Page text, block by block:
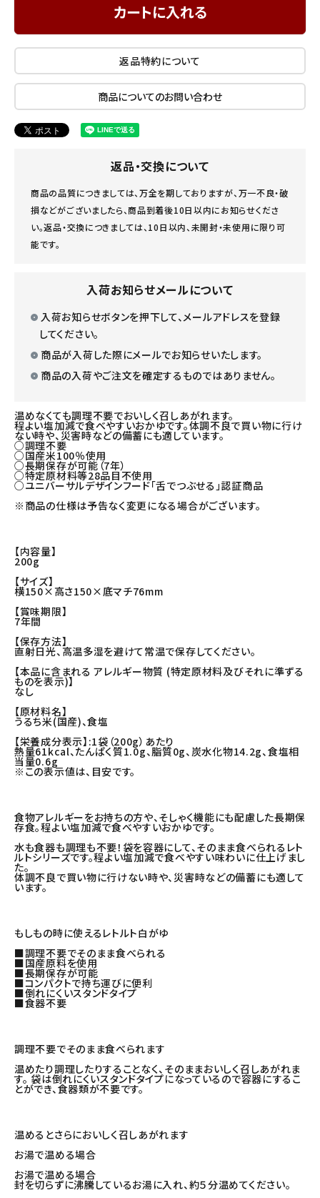
お問い合わせ
カートに入れる
返品特約について
商品についてのお問い合わせ
返品・交換について
商品の品質につきましては、万全を期しておりますが、万一不良・破
損などがございましたら、商品到着後10日以内にお知らせくださ
い。返品・交換につきましては、10日以内、未開封・未使用に限り可
能です。
入荷お知らせメールについて
入荷お知らせボタンを押下して、メールアドレスを登録
してください。
商品が入荷した際にメールでお知らせいたします。
商品の入荷やご注文を確定するものではありません。
温めなくても調理不要でおいしく召しあがれます。
程よい塩加減で食べやすいおかゆです。体調不良で買い物に行け
ない時や、災害時などの備蓄にも適しています。
○調理不要
○国産米100％使用
○長期保存が可能（7年）
○特定原材料等28品目不使用
○ユニバーサルデザインフード「舌でつぶせる」認証商品
※商品の仕様は予告なく変更になる場合がございます。
【内容量】
200g
【サイズ】
横150×高さ150×底マチ76mm
【賞味期限】
7年間
【保存方法】
直射日光、高温多湿を避けて常温で保存してください。
【本品に含まれる アレルギー物質 (特定原材料及びそれに準ずる
ものを表示)】
なし
【原材料名】
うるち米(国産)、食塩
【栄養成分表示】:1袋（200g）あたり
熱量61kcal、たんぱく質1.0g、脂質0g、炭水化物14.2g、食塩相
当量0.6g
※この表示値は、目安です。
食物アレルギーをお持ちの方や、そしゃく機能にも配慮した長期保
存食。程よい塩加減で食べやすいおかゆです。
水も食器も調理も不要！袋を容器にして、そのまま食べられるレト
ルトシリーズです。程よい塩加減で食べやすい味わいに仕上げまし
た。
体調不良で買い物に行けない時や、災害時などの備蓄にも適して
います。
もしもの時に使えるレトルト白がゆ
■調理不要でそのまま食べられる
■国産原料を使用
■長期保存が可能
■コンパクトで持ち運びに便利
■倒れにくいスタンドタイプ
■食器不要
調理不要でそのまま食べられます
温めたり調理したりすることなく、そのままおいしく召しあがれま
す。 袋は倒れにくいスタンドタイプになっているので容器にするこ
とができ、食器類が不要です。
温めるとさらにおいしく召しあがれます
お湯で温める場合
お湯で温める場合
封を切らずに沸騰しているお湯に入れ、約５分温めてください。